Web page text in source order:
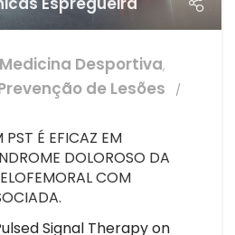
Medicina Desportiva,
de Lesões
É EFICAZ EM
DOLOROSO DA
COM
Signal Therapy on